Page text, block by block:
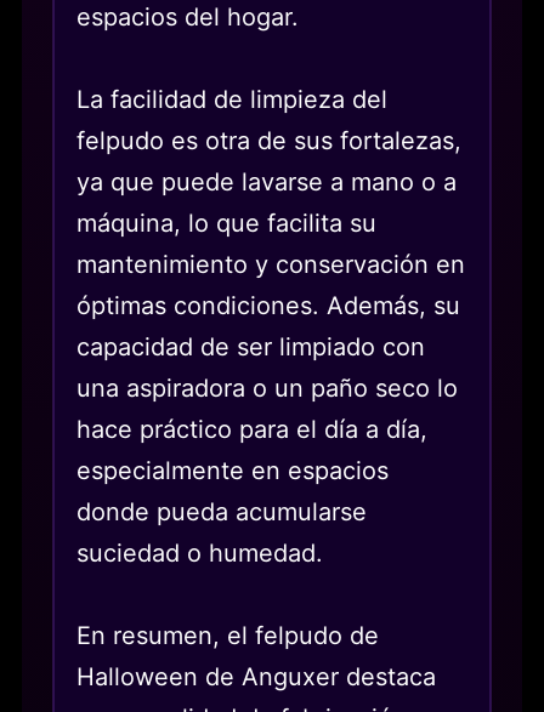
espacios del hogar.
La facilidad de limpieza del
felpudo es otra de sus fortalezas,
ya que puede lavarse a mano o a
máquina, lo que facilita su
mantenimiento y conservación en
óptimas condiciones. Además, su
capacidad de ser limpiado con
una aspiradora o un paño seco lo
hace práctico para el día a día,
especialmente en espacios
donde pueda acumularse
suciedad o humedad.
En resumen, el felpudo de
Halloween de Anguxer destaca